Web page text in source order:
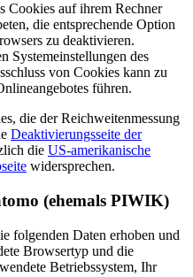
Cookies auf ihrem Rechner
die entsprechende Option
zu deaktivieren.
Systemeinstellungen des
von Cookies kann zu
führen.
die der Reichweitenmessung
Deaktivierungsseite der
die US-amerikanische
widersprechen.
(ehemals PIWIK)
folgenden Daten erhoben und
Browsertyp und die
Betriebssystem, Ihr